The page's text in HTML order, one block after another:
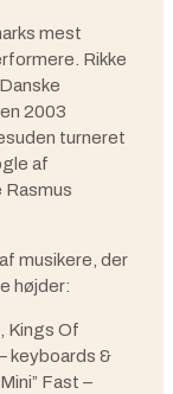
mest
Rikke
2003
turneret
af
Rasmus
musikere, der
højder:
Kings Of
keyboards &
Fast –